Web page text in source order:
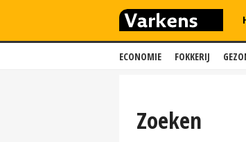
ECONOMIE FOKKERIJ
Zoeken